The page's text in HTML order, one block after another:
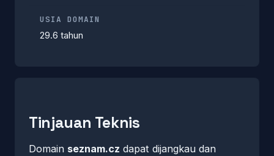
USIA DOMAIN
29.6 tahun
Tinjauan Teknis
Domain seznam.cz dapat dijangkau dan